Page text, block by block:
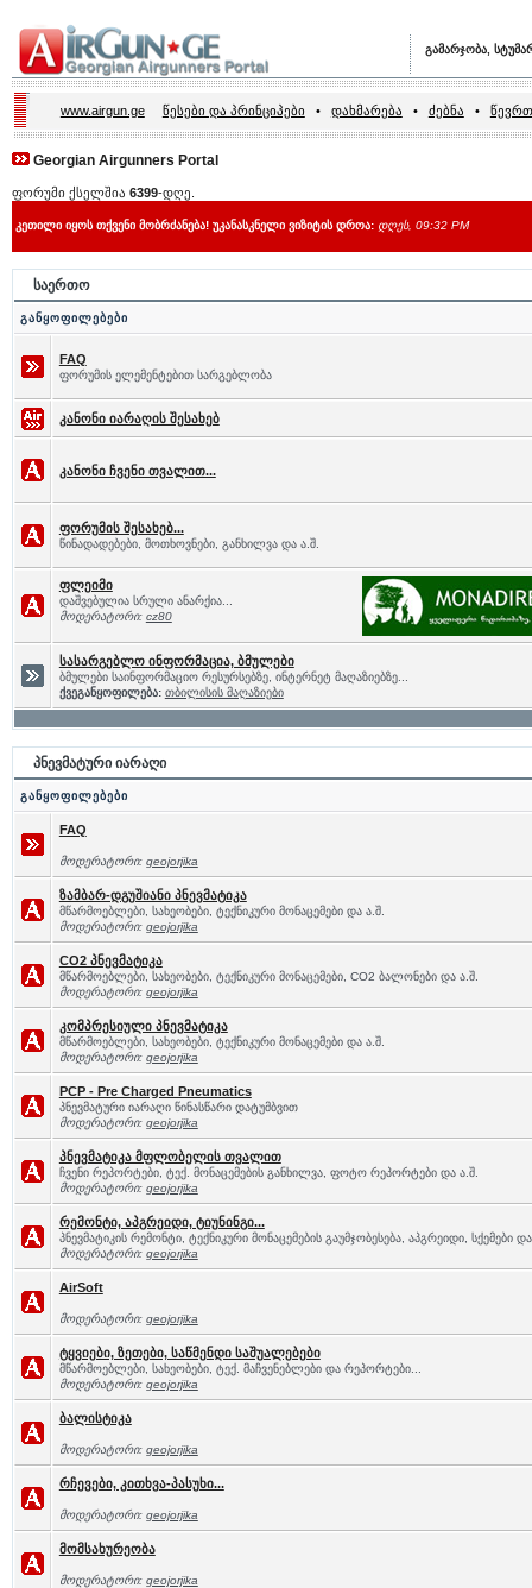
გამარჯობა,
www.airgun.ge წესები და პრინციპები • დახმარება • ძებნა •
Georgian Airgunners Portal
ფორუმი ქსელშია 6399-დღე.
კეთილი იყოს თქვენი მობრძანება! უკანასკნელი ვიზიტის დროა: დღეს, 09:32 PM
საერთო
განყოფილებები
FAQ
ფორუმის ელემენტებით სარგებლობა
კანონი იარაღის შესახებ
კანონი ჩვენი თვალით...
ფორუმის შესახებ...
წინადადებები, მოთხოვნები, განხილვა და ა.შ.
ფლეიმი
დაშვებულია სრული ანარქია...
მოდერატორი: cz80
სასარგებლო ინფორმაცია, ბმულები
ბმულები საინფორმაციო რესურსებზე, ინტერნეტ მაღაზიებზე...
ქვეგანყოფილება: თბილისის მაღაზიები
პნევმატური იარაღი
განყოფილებები
FAQ
მოდერატორი: geojorjika
ზამბარ-დგუშიანი პნევმატიკა
მწარმოებლები, სახეობები, ტექნიკური მონაცემები და ა.შ.
მოდერატორი: geojorjika
CO2 პნევმატიკა
მწარმოებლები, სახეობები, ტექნიკური მონაცემები, CO2 ბალონები და ა.შ.
მოდერატორი: geojorjika
კომპრესიული პნევმატიკა
მწარმოებლები, სახეობები, ტექნიკური მონაცემები და ა.შ.
მოდერატორი: geojorjika
PCP - Pre Charged Pneumatics
პნევმატური იარაღი წინასწარი დატუმბვით
მოდერატორი: geojorjika
პნევმატიკა მფლობელის თვალით
ჩვენი რეპორტები, ტექ. მონაცემების განხილვა, ფოტო რეპორტები და ა.შ.
მოდერატორი: geojorjika
რემონტი, აპგრეიდი, ტიუნინგი...
პნევმატიკის რემონტი, ტექნიკური მონაცემების გაუმჯობესება, აპგრეიდი, სქემები
მოდერატორი: geojorjika
AirSoft
მოდერატორი: geojorjika
ტყვიები, ზეთები, საწმენდი საშუალებები
მწარმოებლები, სახეობები, ტექ. მაჩვენებლები და რეპორტები...
მოდერატორი: geojorjika
ბალისტიკა
მოდერატორი: geojorjika
რჩევები, კითხვა-პასუხი...
მოდერატორი: geojorjika
მომსახურეობა
მოდერატორი: geojorjika